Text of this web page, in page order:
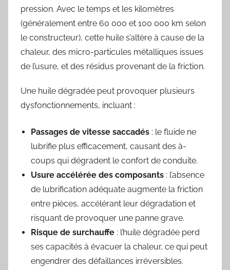
pression. Avec le temps et les kilomètres
(généralement entre 60 000 et 100 000 km selon
le constructeur), cette huile s’altère à cause de la
chaleur, des micro-particules métalliques issues
de l’usure, et des résidus provenant de la friction.
Une huile dégradée peut provoquer plusieurs
dysfonctionnements, incluant :
Passages de vitesse saccadés : le fluide ne
lubrifie plus efficacement, causant des à-
coups qui dégradent le confort de conduite.
Usure accélérée des composants : l’absence
de lubrification adéquate augmente la friction
entre pièces, accélérant leur dégradation et
risquant de provoquer une panne grave.
Risque de surchauffe : l’huile dégradée perd
ses capacités à évacuer la chaleur, ce qui peut
engendrer des défaillances irréversibles.